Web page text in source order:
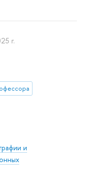
г.
и